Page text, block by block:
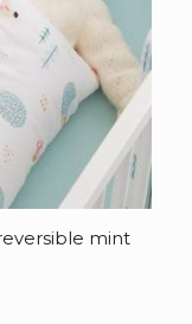
mint